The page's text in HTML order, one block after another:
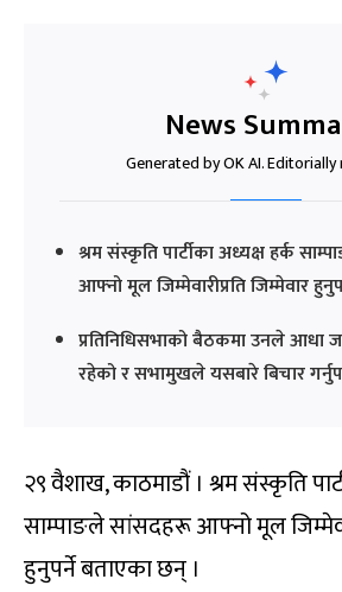
News
Generated by OK AI.
श्रम संस्कृति पार्टीका अध्यक्ष हर्क
आफ्नो मूल जिम्मेवारीप्रति जिम्मेवार
प्रतिनिधिसभाको बैठकमा उनले आधा
रहेको र सभामुखले यसबारे बिचार
२९ वैशाख, काठमाडौं । श्रम संस्कृति
साम्पाङले सांसदहरू आफ्नो मूल
हुनुपर्ने बताएका छन् ।